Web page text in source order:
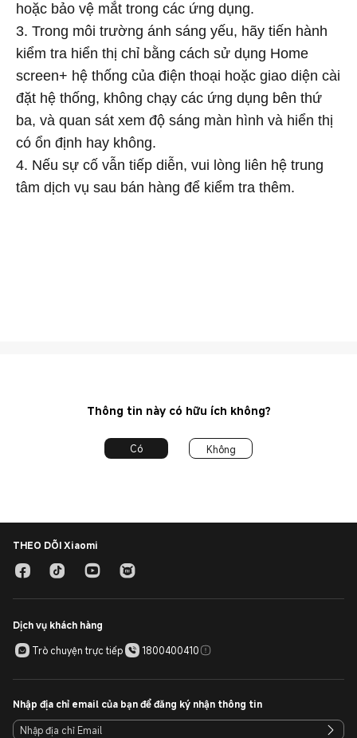
hoặc bảo vệ mắt trong các ứng dụng.
3. Trong môi trường ánh sáng yếu, hãy tiến hành
kiểm tra hiển thị chỉ bằng cách sử dụng Home
screen+ hệ thống của điện thoại hoặc giao diện cài
đặt hệ thống, không chạy các ứng dụng bên thứ
ba, và quan sát xem độ sáng màn hình và hiển thị
có ổn định hay không.
4. Nếu sự cố vẫn tiếp diễn, vui lòng liên hệ trung
tâm dịch vụ sau bán hàng để kiểm tra thêm.
Thông tin này có hữu ích không?
Có Không
THEO DÕI Xiaomi
Dịch vụ khách hàng
Trò chuyện trực tiếp
1800400410
Nhập địa chỉ email của bạn để đăng ký nhận thông tin